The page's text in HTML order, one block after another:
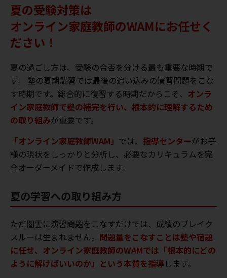
夏の受験対策は
オンライン家庭教師のWAMにお任せく
ださい！
夏の過ごし方は、受験の合否を分ける最も重要な時期で
す。 塾の夏期講習では最後の追い込みの演習問題をこな
す時期です。総合的に復習する時期だからこそ、 オンラ
イン家庭教師で塾の補完を行い、根本的に理解するため
の取り組みが重要です。
「オンライン家庭教師WAM」 では、 指導センターがお子
様の現状をしっかりと分析し、必要なカリキュラムを完
全オーダーメイドで作成します。
夏の学習への取り組み方
ただ闇雲に演習問題をこなすだけでは、成績のブレイク
スルーは生まれません。 問題量をこなすことは塾や宿題
に任せ、オンライン家庭教師のWAMでは「根本的にどの
ように解けばいいのか」という本質を指導 します。